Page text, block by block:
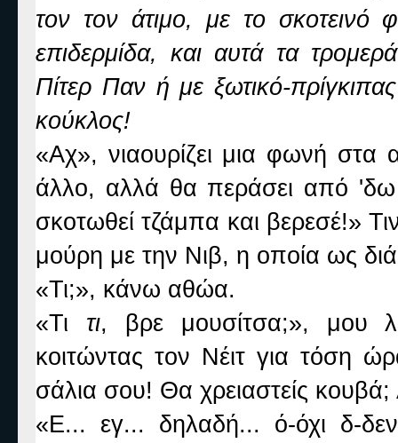
τον τον άτιμο, με το
επιδερμίδα, και αυτά τα
Πίτερ Παν ή με ξωτικό-
κούκλος!
«Αχ», νιαουρίζει μια φωνή στα
άλλο, αλλά θα περάσει από 'δω
σκοτωθεί τζάμπα και βερεσέ!»
μούρη με την Νιβ, η οποία ως διά
«Τι;», κάνω αθώα.
«Τι
τι, βρε μουσίτσα;», μου
κοιτώντας τον Νέιτ για τόση
σάλια σου! Θα χρειαστείς
«Ε... εγ... δηλαδή... ό-όχι δ-